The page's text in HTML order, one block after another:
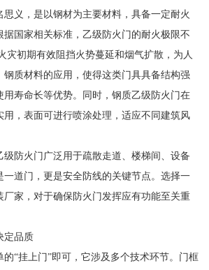
义，是以钢材为主要材料，具备一定耐火
国家相关标准，乙级防火门的耐火极限不
灾初期有效阻挡火势蔓延和烟气扩散，为人
钢质材料的应用，使得这类门具具备结构强
用寿命长等优势。同时，钢质乙级防火门在
用，表面可进行喷涂处理，适应不同建筑风
防火门广泛用于疏散走道、楼梯间、设备
一道门，更是安全防线的关键节点。选择一
厂家，对于确保防火门发挥应有功能至关重
定品质
“挂上门”即可，它涉及多个技术环节。门框